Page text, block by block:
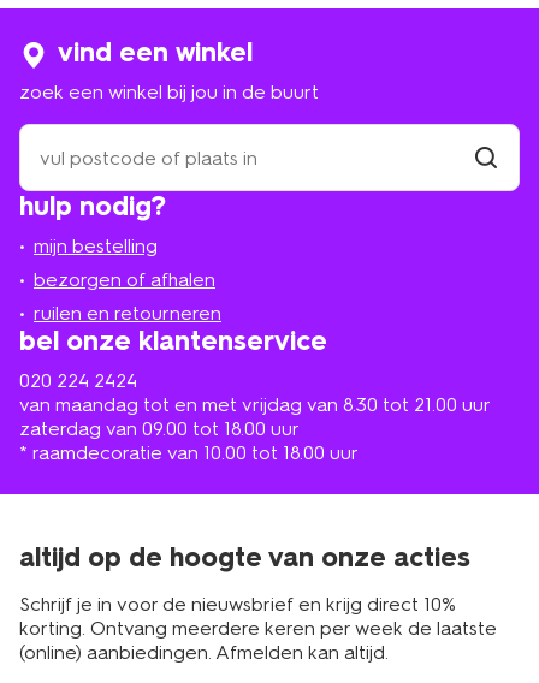
hulp nodig?
mijn bestelling
bezorgen of afhalen
ruilen en retourneren
bel onze klantenservice
020 224 2424
van maandag tot en met vrijdag van 8.30 tot 21.00 uur
zaterdag van 09.00 tot 18.00 uur
* raamdecoratie van 10.00 tot 18.00 uur
vind een winkel
zoek een winkel bij jou in de buurt
zoek
een
winkel
bij
in
de
buurt
altijd op de hoogte van onze acties
Schrijf je in voor de nieuwsbrief en krijg direct 10%
korting. Ontvang meerdere keren per week de laatste
(online) aanbiedingen. Afmelden kan altijd.